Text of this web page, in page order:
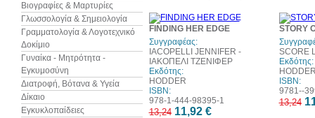
Βιογραφίες & Μαρτυρίες
Γλωσσολογία & Σημειολογία
Γραμματολογία & Λογοτεχνικό
Δοκίμιο
Γυναίκα - Μητρότητα -
Εγκυμοσύνη
Διατροφή, Βότανα & Υγεία
Δίκαιο
Εγκυκλοπαίδειες
10%
FINDING HER EDGE
Συγγραφέας:
IACOPELLI JENNIFER -
ΙΑΚΟΠΕΛΙ ΤΖΕΝΙΦΕΡ
Εκδότης:
HODDER
ISBN:
978-1-444-98395-1
13,24 11,92 €
STORY
SCORE
Εκδότης:
ISBN:
9781--
13,24